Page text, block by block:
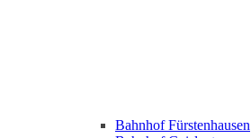
Bahnhof Fürstenhausen